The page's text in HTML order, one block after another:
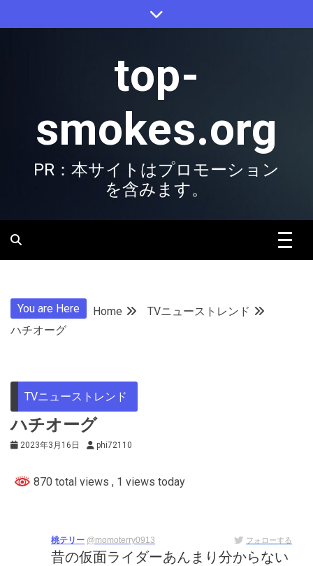
to
top-
smokes.org
PR：本サイトはプロモーション
を含みます。
You are Here Home
TVニューストレンド
ハチオーグ
TVニューストレンド
ハチオーグ
2023年3月16日 phi72110
870 total views , 1 views today
桃テリー @momoterry0913 フォローする
昔の仮面ライダーあんまり分からない